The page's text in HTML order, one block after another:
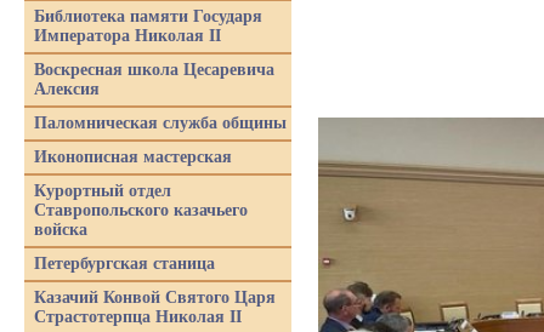
Библиотека памяти Государя
Императора Николая II
Воскресная школа Цесаревича
Алексия
Паломническая служба общины
Иконописная мастерская
Курортный отдел
Ставропольского казачьего
войска
Петербургская станица
Казачий Конвой Святого Царя
Страстотерпца Николая II